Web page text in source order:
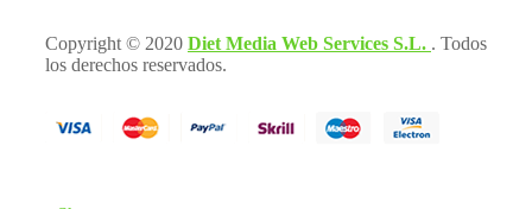
Copyright © 2020 Diet Media Web Services S.L. . Todos
los derechos reservados.